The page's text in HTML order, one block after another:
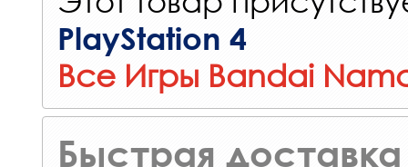
PlayStation 4
Все Игры Bandai
Быстрая доставка